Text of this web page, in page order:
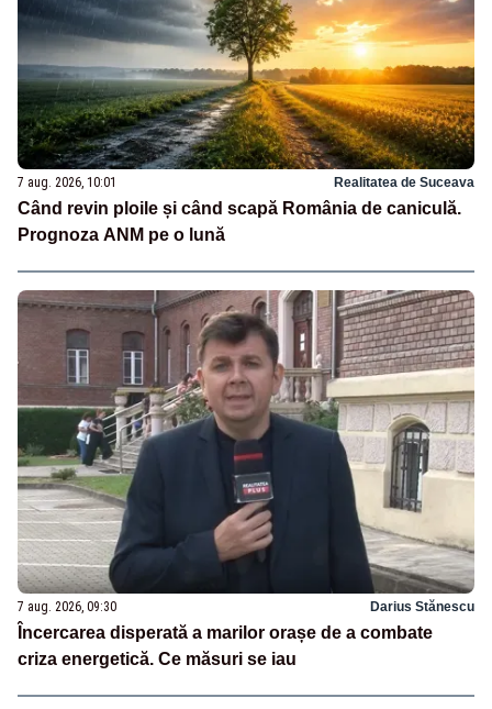
7 aug. 2026, 10:01 Realitatea de Suceava
Când revin ploile și când scapă România de caniculă.
Prognoza ANM pe o lună
7 aug. 2026, 09:30 Darius Stănescu
Încercarea disperată a marilor orașe de a combate
criza energetică. Ce măsuri se iau